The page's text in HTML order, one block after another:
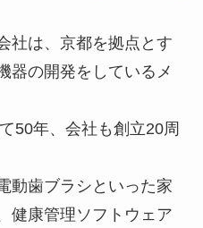
社は、京都を拠点とす
器の開発をしているメ
50年、会社も創立20周
動歯ブラシといった家
健康管理ソフトウェア